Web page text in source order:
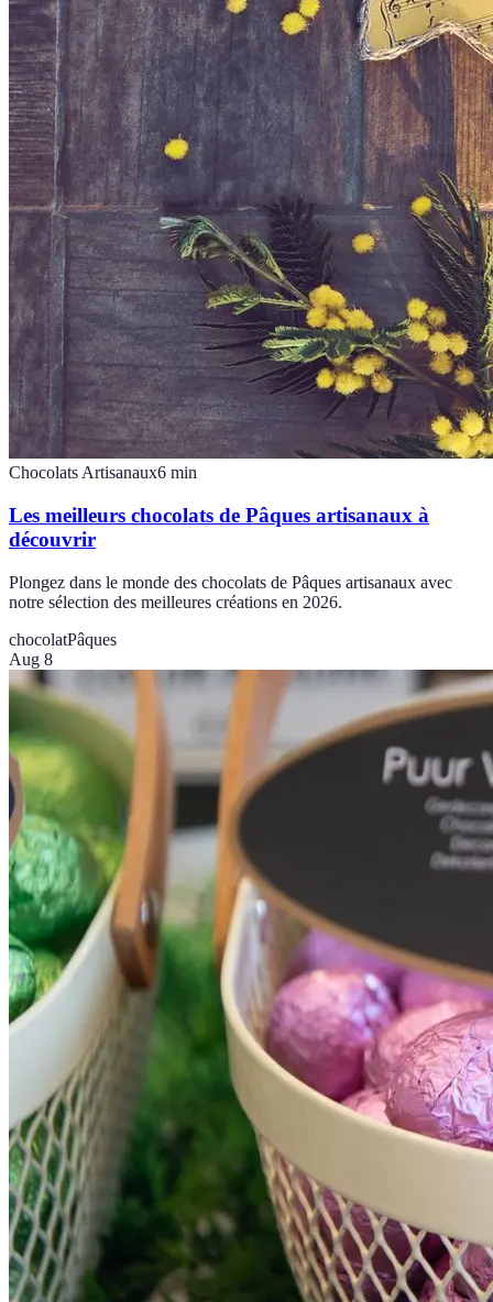
Chocolats Artisanaux6 min
Les meilleurs chocolats de Pâques artisanaux à
découvrir
Plongez dans le monde des chocolats de Pâques artisanaux avec
notre sélection des meilleures créations en 2026.
chocolatPâques
Aug 8